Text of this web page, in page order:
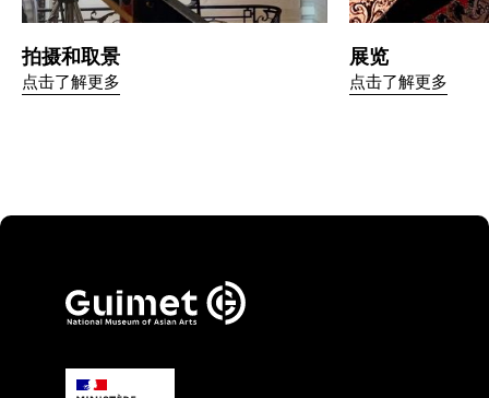
拍摄和取景
点击了解更多
展览
点击了解更多